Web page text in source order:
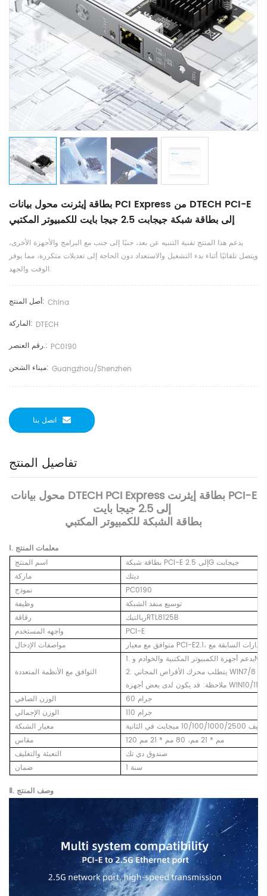
بطاقة إيثرنت محول بيانات PCI Express من DTECH PCI-E
إلى بطاقة شبكة جيجابت 2.5 جيجا بايت للكمبيوتر المكتبي
يدعم هذا المنتج تقنية التنبيه عن بعد، جنبًا إلى جنب مع البرامج والأجهزة الأخرى،
ويتصل تلقائيًا أثناء بدء التشغيل والاستعداد دون الحاجة إلى تعديلات متكررة، مما يوفر
الوقت والجهد.
أصل المنتج: China
الماركة: DTECH
رقم العنصر.: PC0190
ميناء الشحن: Guangzhou/Shenzhen
اتصل بنا
تفاصيل المنتج
محول بيانات DTECH PCI Express بطاقة إيثرنت PCI-E
بطاقة الشبكة للكمبيوتر المكتبي
Ⅰ. معلمات المنتج
اسم المنتج
بطاقة شبكة PCI-E إلى 2.5G جيجابت
ماركة
ديتك
نموذج
PC0190
وظيفة
توسيع منفذ الشبكة
رقاقة
ريالتيكRTL8125B
واجهه المستخدم
PCI-E
مواصفات الإدخال
التوافق مع الأنظمة المتعددة
الوزن الصافي
60 جرام
الوزن الإجمالي
110 جرام
معيار الشبكة
100/1000/2500 ميجابت في الثانية
مقاس
120 مم * 21 مم، 80 مم * 21 مم
التعبئة والتغليف
صندوق دي تك
ضمان
1 سنة
Ⅱ. وصف المنتج